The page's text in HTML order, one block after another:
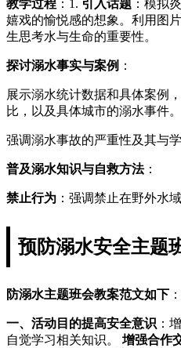
教学过程 ：1. 引入话题 ：模拟
嬉戏的愉悦感的想象。利用图
生思考水与生命的重要性。
探讨溺水事实与案例 ：
展示溺水统计数据和具体案例
比，以及具体城市的溺水事件。
强调溺水事故的严重性及其与
普及溺水知识与自救方法：
禁止行为 ：强调禁止在野外水
预防溺水安全主题
防溺水主题班会教案范文如下 ：
一、活动目的提高安全意识 ：
自觉学习相关知识。 增强合作